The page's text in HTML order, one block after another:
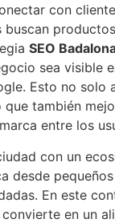
con
buscan
SEO
sea visible
Esto no solo
que también
entre los
con un
desde
En este
en un